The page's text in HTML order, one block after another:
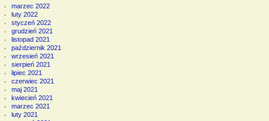
marzec 2022
luty 2022
styczeń 2022
grudzień 2021
listopad 2021
październik 2021
wrzesień 2021
sierpień 2021
lipiec 2021
czerwiec 2021
maj 2021
kwiecień 2021
marzec 2021
luty 2021